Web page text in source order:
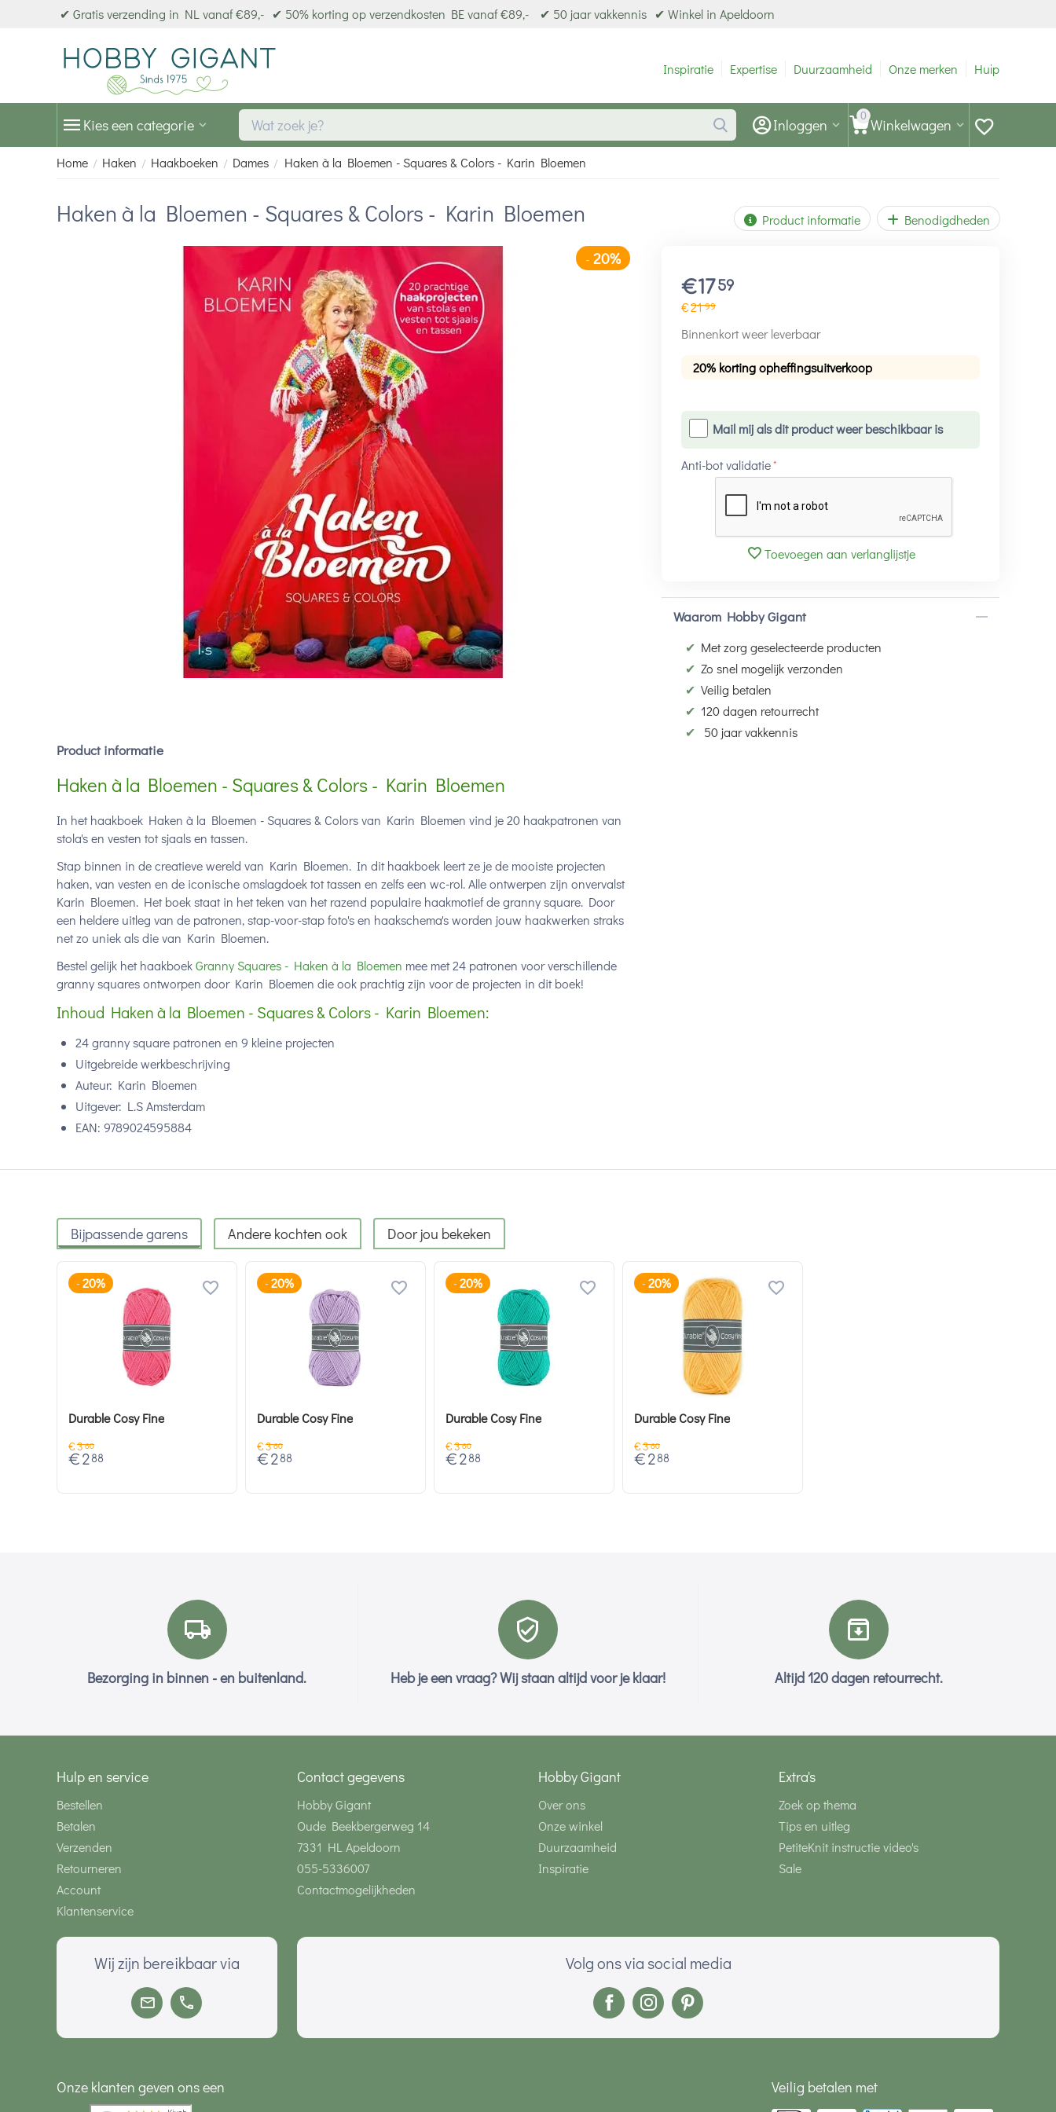
✔ Gratis verzending in NL vanaf €89,- ✔ 50% korting op verzendkosten BE vanaf €89,- ✔ 50 jaar vakkennis ✔ Winkel in Apeldoorn
Inspiratie Expertise Duurzaamheid Onze merken Hulp
Kies een categorie 0 Winkelwagen
Inloggen
Home / Haken / Haakboeken / Dames / Haken à la Bloemen - Squares & Colors - Karin Bloemen
Haken à la Bloemen - Squares & Colors - Karin Bloemen Product informatie Benodigdheden
- 20%
€17 59
€2199
Binnenkort weer leverbaar
20% korting opheffingsuitverkoop
Mail mij als dit product weer beschikbaar is
Anti-bot validatie
Toevoegen aan verlanglijstje
Waarom Hobby Gigant
✔ Met zorg geselecteerde producten
✔ Zo snel mogelijk verzonden
✔ Veilig betalen
✔ 120 dagen retourrecht
✔
50 jaar vakkennis
Product informatie
Haken à la Bloemen - Squares & Colors - Karin Bloemen
In het haakboek Haken à la Bloemen - Squares & Colors van Karin Bloemen vind je 20 haakpatronen van
stola's en vesten tot sjaals en tassen.
Stap binnen in de creatieve wereld van Karin Bloemen. In dit haakboek leert ze je de mooiste projecten
haken, van vesten en de iconische omslagdoek tot tassen en zelfs een wc-rol. Alle ontwerpen zijn onvervalst
Karin Bloemen. Het boek staat in het teken van het razend populaire haakmotief de granny square. Door
een heldere uitleg van de patronen, stap-voor-stap foto's en haakschema's worden jouw haakwerken straks
net zo uniek als die van Karin Bloemen.
Bestel gelijk het haakboekGranny Squares - Haken à la Bloemen mee met 24 patronen voor verschillende
granny squares ontworpen door Karin Bloemen die ook prachtig zijn voor de projecten in dit boek!
Inhoud Haken à la Bloemen - Squares & Colors - Karin Bloemen:
24 granny square patronen en 9 kleine projecten
Uitgebreide werkbeschrijving
Auteur: Karin Bloemen
Uitgever: L.S Amsterdam
EAN: 9789024595884
Bijpassende garens Andere kochten ook Door jou bekeken
- 20%
Durable Cosy Fine
€3 60
€ 2 88
- 20%
Durable Cosy Fine
€3 60
€ 2 88
- 20%
Durable Cosy Fine
€3 60
€ 2 88
- 20%
Durable Cosy Fine
€3 60
€ 2 88
Bezorging in binnen - en buitenland. Heb je een vraag? Wij staan altijd voor je klaar! Altijd 120 dagen retourrecht.
Hulp en service
Bestellen
Betalen
Verzenden
Retourneren
Account
Klantenservice
Contact gegevens
Hobby Gigant
Oude Beekbergerweg 14
7331 HL Apeldoorn
055-5336007
Contactmogelijkheden
Hobby Gigant
Over ons
Onze winkel
Duurzaamheid
Inspiratie
Extra's
Zoek op thema
Tips en uitleg
PetiteKnit instructie video's
Sale
Wij zijn bereikbaar via Volg ons via social media
Onze klanten geven ons een Veilig betalen met